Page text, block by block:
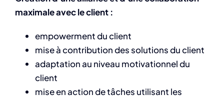
maximale avec le client :
empowerment du client
mise à contribution des solutions du client
adaptation au niveau motivationnel du
client
mise en action de tâches utilisant les